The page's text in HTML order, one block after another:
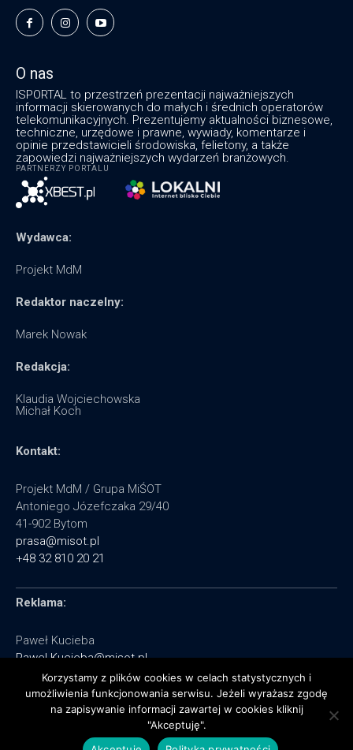
O nas
ISPORTAL to przestrzeń prezentacji najważniejszych
informacji skierowanych do małych i średnich operatorów
telekomunikacyjnych. Prezentujemy aktualności biznesowe,
techniczne, urzędowe i prawne, wywiady, komentarze i
opinie przedstawicieli środowiska, felietony, a także
zapowiedzi najważniejszych wydarzeń branżowych.
PARTNERZY PORTALU
Wydawca:
Projekt MdM
Redaktor naczelny:
Marek Nowak
Redakcja:
Klaudia Wojciechowska
Michał Koch
Kontakt:
Projekt MdM / Grupa MiŚOT
Antoniego Józefczaka 29/40
41-902 Bytom
prasa@misot.pl
+48 32 810 20 21
Reklama:
Paweł Kucieba
Pawel.Kucieba@misot.pl
+48 602 495 064
Korzystamy z plików cookies w celach statystycznych i
umożliwienia funkcjonowania serwisu. Jeżeli wyrażasz zgodę
na zapisywanie informacji zawartej w cookies kliknij
"Akceptuję".